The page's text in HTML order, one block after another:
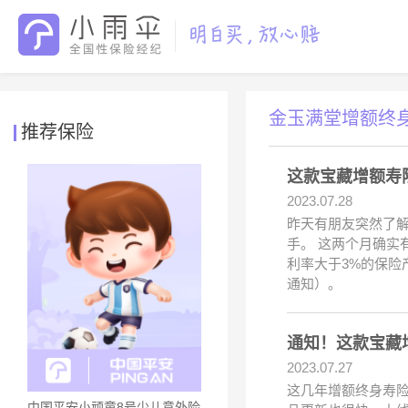
推荐保险
金玉满堂增额终
这款宝藏增额寿
2023.07.28
昨天有朋友突然了
手。 这两个月确实
利率大于3%的保险
通知）。
通知！这款宝藏
2023.07.27
这几年增额终身寿